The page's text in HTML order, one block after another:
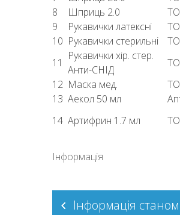
8
Шприць 2.0
9
Рукавички латексні
10 Рукавички стерильні
11
Рукавички хір. стер.
Анти-СНІД
12 Маска мед.
13 Аекол 50 мл
14 Артифрин 1.7 мл
Інформація
Навігація
Інформація